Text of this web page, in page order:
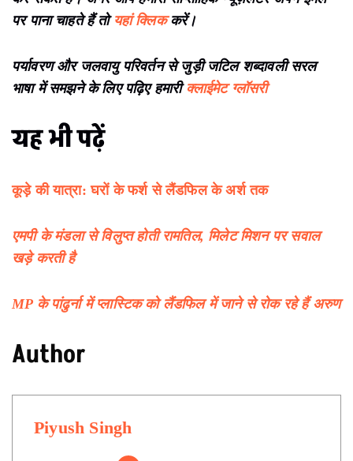
पर पाना चाहते हैं तो यहां क्लिककरें।
पर्यावरण और जलवायु परिवर्तन से जुड़ी जटिल शब्दावली सरल
भाषा में समझने के लिए पढ़िए हमारी क्लाईमेट ग्लॉसरी
यह भी पढ़ें
कूड़े की यात्रा: घरों के फर्श से लैंडफिल के अर्श तक
एमपी के मंडला से विलुप्त होती रामतिल, मिलेट मिशन पर सवाल
खड़े करती है
MP के पांढुर्ना में प्लास्टिक को लैंडफिल में जाने से रोक रहे हैं अरुण
Author
Piyush Singh